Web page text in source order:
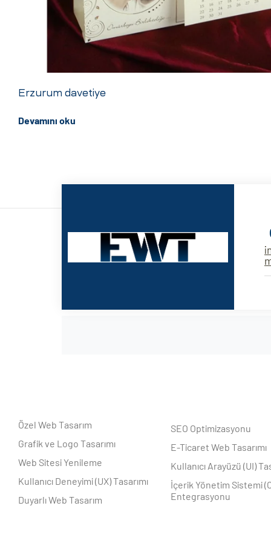
Erzurum davetiye
Devamını oku
Özel Web Tasarım
Grafik ve Logo Tasarımı
Web Sitesi Yenileme
Kullanıcı Deneyimi (UX) Tasarımı
Duyarlı Web Tasarım
SEO Optimizasyonu
E-Ticaret Web Tasarımı
Kullanıcı Arayüzü (UI)
İçerik Yönetim Sistemi
Entegrasyonu